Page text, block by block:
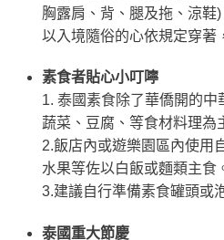
胸露肩、背、腿及拖、涼鞋
以入境隨俗的心依規定穿著
素食者貼心小叮嚀
1. 泰國素食除了華僑開的
蔬菜、豆腐、等食材料理為
2.飯店內或遊樂園區內使用
水果等佐以白飯或麵類主食
3.建議自行準備素食罐頭或
泰國重大節慶